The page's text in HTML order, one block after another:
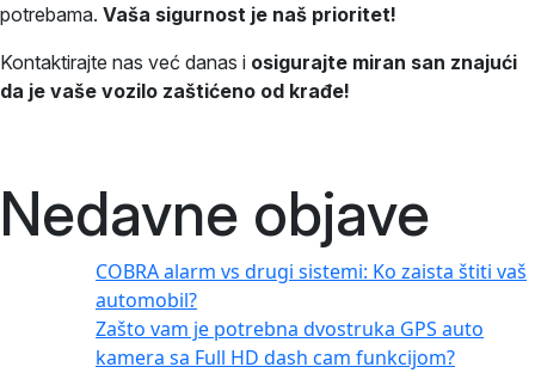
potrebama. Vaša sigurnost je naš prioritet!
Kontaktirajte nas već danas i osigurajte miran san znajući
da je vaše vozilo zaštićeno od krađe!
Nedavne objave
COBRA alarm vs drugi sistemi: Ko zaista štiti vaš
automobil?
Zašto vam je potrebna dvostruka GPS auto
kamera sa Full HD dash cam funkcijom?